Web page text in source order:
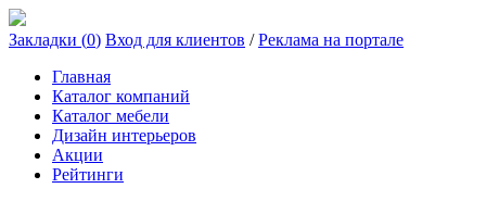
Закладки (0) Вход для клиентов /Реклама на портале
Главная
Каталог компаний
Каталог мебели
Дизайн интерьеров
Акции
Рейтинги